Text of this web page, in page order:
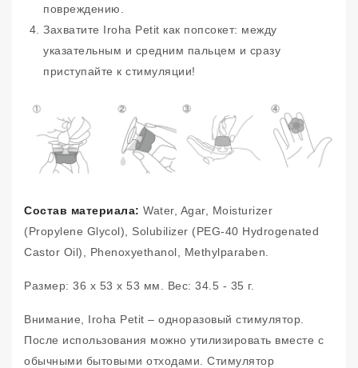
повреждению.
Захватите Iroha Petit как попсокет: между
указательным и средним пальцем и сразу
приступайте к стимуляции!
Состав материала: Water, Agar, Moisturizer
(Propylene Glycol), Solubilizer (PEG-40 Hydrogenated
Castor Oil), Phenoxyethanol, Methylparaben.
Размер: 36 х 53 х 53 мм. Вес: 34.5 - 35 г.
Внимание, Iroha Petit – одноразовый стимулятор.
После использования можно утилизировать вместе с
обычными бытовыми отходами. Стимулятор